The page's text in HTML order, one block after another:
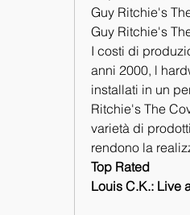
Guy Ritchie's
Guy Ritchie's
I costi di
anni 2000, l
installati in un
Ritchie's The
varietà di
rendono la
Top Rated
Louis C.K.: Live